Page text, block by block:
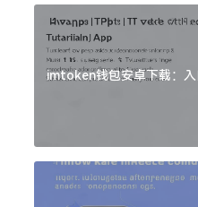
imtoken钱包安卓下载：